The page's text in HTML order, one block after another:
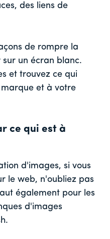
des liens de
de rompre la
un écran blanc.
et trouvez ce qui
et à votre
ce qui est à
d'images, si vous
le web, n'oubliez pas
également pour les
d'images